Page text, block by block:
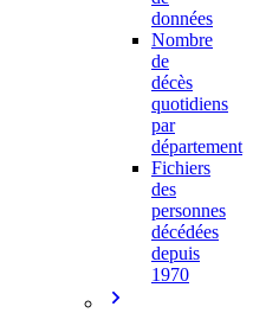
données
Nombre
de
décès
quotidiens
par
département
Fichiers
des
personnes
décédées
depuis
1970